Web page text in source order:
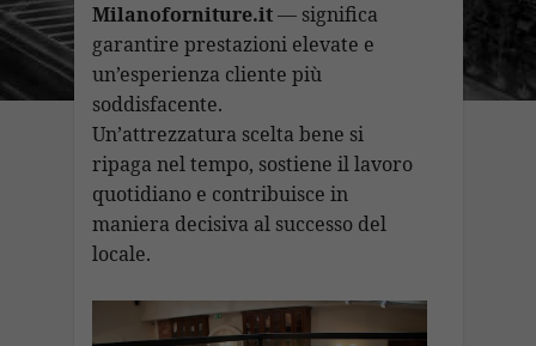
Milanoforniture.it— significa
garantire prestazioni elevate e
un’esperienza cliente più
soddisfacente.
Un’attrezzatura scelta bene si
ripaga nel tempo, sostiene il lavoro
quotidiano e contribuisce in
maniera decisiva al successo del
locale.